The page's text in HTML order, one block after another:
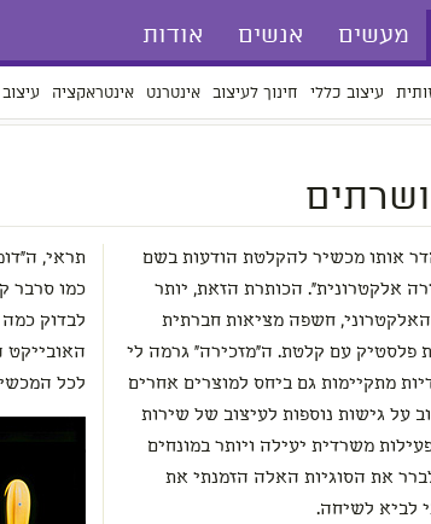
מעשים אנשים אודות
עיצוב כללי חינוך לעיצוב אינטרנט אינטראקציה
אותו מכשיר להקלטת הודעות בשם
אלקטרונית". הכותרת הזאת, יותר
חשפה מציאות חברתית
פלסטיק עם קלטת. ה"מזכירה" גרמה לי
מתקיימות גם ביחס למוצרים אחרים
על גישות נוספות לעיצוב של שירות
משרדית יעילה ויותר במונחים
את הסוגיות האלה הזמנתי את
לביא לשיחה.
כמו סרבר
לבדוק
האובייקט
לכל